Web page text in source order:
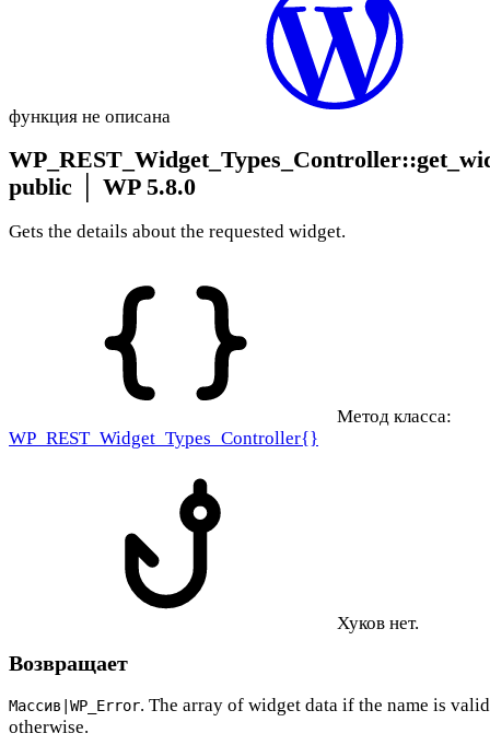
функция не описана
public
WP 5.8.0
Gets the details about the requested widget.
Метод класса:
WP_REST_Widget_Types_Controller{}
Хуков нет.
Возвращает
Массив|WP_Error. The array of widget data if the name is
otherwise.